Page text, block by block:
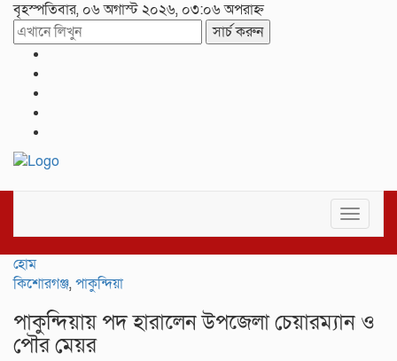
বৃহস্পতিবার, ০৬ অগাস্ট ২০২৬, ০৩:০৬ অপরাহ্ন
সার্চ করুন
Toggle
হোম
কিশোরগঞ্জ,পাকুন্দিয়া
পাকুন্দিয়ায় পদ হারালেন উপজেলা চেয়ারম্যান ও
পৌর মেয়র